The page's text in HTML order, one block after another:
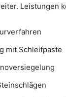
Leistungen
mit Schleifpaste